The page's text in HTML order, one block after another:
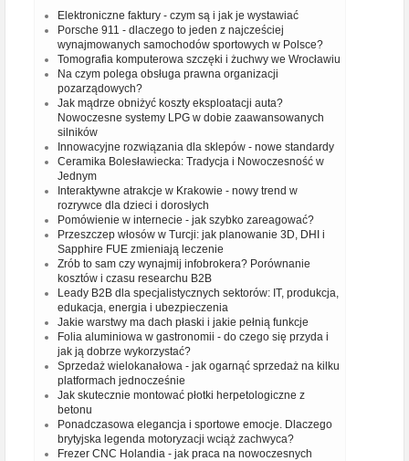
Elektroniczne faktury - czym są i jak je wystawiać
Porsche 911 - dlaczego to jeden z najcześciej
wynajmowanych samochodów sportowych w Polsce?
Tomografia komputerowa szczęki i żuchwy we Wrocławiu
Na czym polega obsługa prawna organizacji
pozarządowych?
Jak mądrze obniżyć koszty eksploatacji auta?
Nowoczesne systemy LPG w dobie zaawansowanych
silników
Innowacyjne rozwiązania dla sklepów - nowe standardy
Ceramika Bolesławiecka: Tradycja i Nowoczesność w
Jednym
Interaktywne atrakcje w Krakowie - nowy trend w
rozrywce dla dzieci i dorosłych
Pomówienie w internecie - jak szybko zareagować?
Przeszczep włosów w Turcji: jak planowanie 3D, DHI i
Sapphire FUE zmieniają leczenie
Zrób to sam czy wynajmij infobrokera? Porównanie
kosztów i czasu researchu B2B
Leady B2B dla specjalistycznych sektorów: IT, produkcja,
edukacja, energia i ubezpieczenia
Jakie warstwy ma dach płaski i jakie pełnią funkcje
Folia aluminiowa w gastronomii - do czego się przyda i
jak ją dobrze wykorzystać?
Sprzedaż wielokanałowa - jak ogarnąć sprzedaż na kilku
platformach jednocześnie
Jak skutecznie montować płotki herpetologiczne z
betonu
Ponadczasowa elegancja i sportowe emocje. Dlaczego
brytyjska legenda motoryzacji wciąż zachwyca?
Frezer CNC Holandia - jak praca na nowoczesnych